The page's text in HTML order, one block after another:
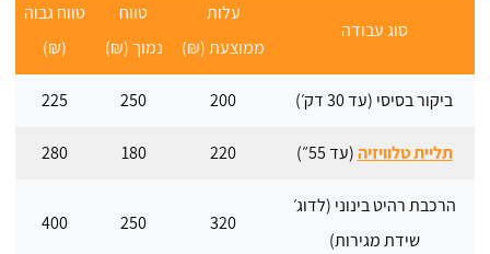
סוג עבודה
עלות
ממוצעת (₪)
טווח
נמוך (₪)
טווח גבוה
(₪)
ביקור בסיסי (עד 30 דק׳) 200
250
225
תליית טלוויזיה(עד 55״) 220
180
280
הרכבת רהיט בינוני (לדוג׳
שידת מגירות)
320
250
400